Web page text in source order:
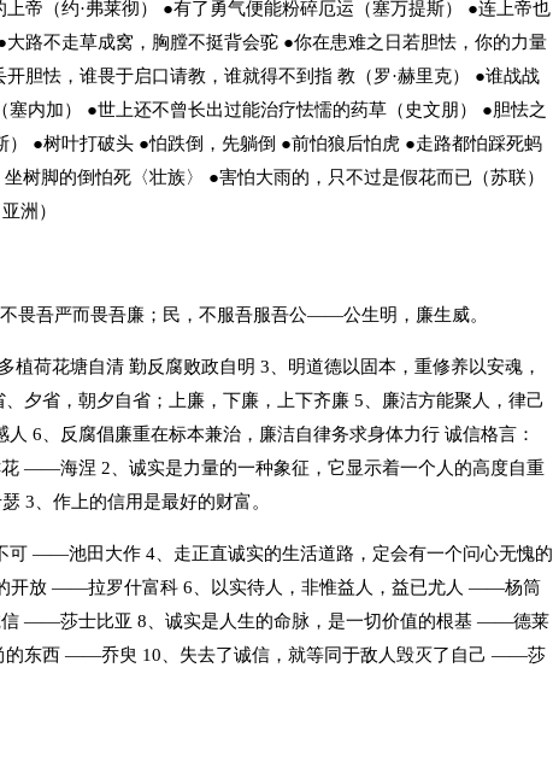
上帝（约·弗莱彻） ●有了勇气便能粉碎厄运（塞万提斯） ●连上帝也
路不走草成窝，胸膛不挺背会驼 ●你在患难之日若胆怯，你的力量
胆怯，谁畏于启口请教，谁就得不到指 教（罗·赫里克） ●谁战战
内加） ●世上还不曾长出过能治疗怯懦的药草（史文朋） ●胆怯之
） ●树叶打破头 ●怕跌倒，先躺倒 ●前怕狼后怕虎 ●走路都怕踩死蚂
树脚的倒怕死〈壮族〉 ●害怕大雨的，只不过是假花而已（苏联）
洲）
畏吾严而畏吾廉；民，不服吾服吾公——公生明，廉生威。
植荷花塘自清 勤反腐败政自明 3、明道德以固本，重修养以安魂，
夕省，朝夕自省；上廉，下廉，上下齐廉 5、廉洁方能聚人，律己
6、反腐倡廉重在标本兼治，廉洁自律务求身体力行 诚信格言：
——海涅 2、诚实是力量的一种象征，它显示着一个人的高度自重
3、作上的信用是最好的财富。
可 ——池田大作 4、走正直诚实的生活道路，定会有一个问心无愧的
开放 ——拉罗什富科 6、以实待人，非惟益人，益已尤人 ——杨筒
信 ——莎士比亚 8、诚实是人生的命脉，是一切价值的根基 ——德莱
的东西 ——乔臾 10、失去了诚信，就等同于敌人毁灭了自己 ——莎